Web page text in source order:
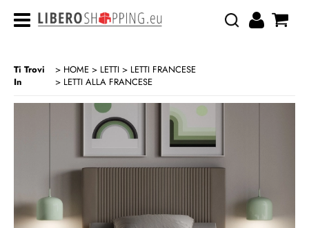
Ti Trovi
In
HOME LETTI
LETTI FRANCESE
LETTI ALLA FRANCESE